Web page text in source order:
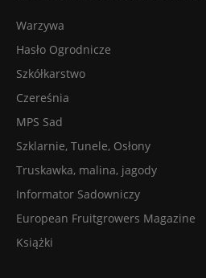
Warzywa
Hasło Ogrodnicze
Szkółkarstwo
Czereśnia
MPS Sad
Szklarnie, Tunele, Osłony
Truskawka, malina, jagody
Informator Sadowniczy
European Fruitgrowers Magazine
Książki